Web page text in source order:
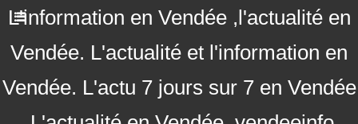
L'information en Vendée ,l'actualité en
Vendée. L'actualité et l'information en
Vendée. L'actu 7 jours sur 7 en Vendée